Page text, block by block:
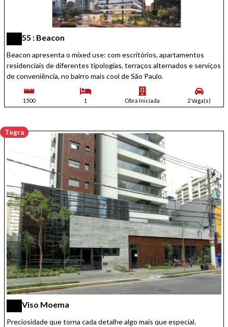
55 : Beacon
Beacon apresenta o mixed use: com escritórios, apartamentos
residenciais de diferentes tipologias, terraços alternados e serviços
de conveniência, no bairro mais cool de São Paulo.
1500 1 Obra Iniciada 2 Vaga(s)
Tegra
Viso Moema
Preciosidade que torna cada detalhe algo mais que especial.